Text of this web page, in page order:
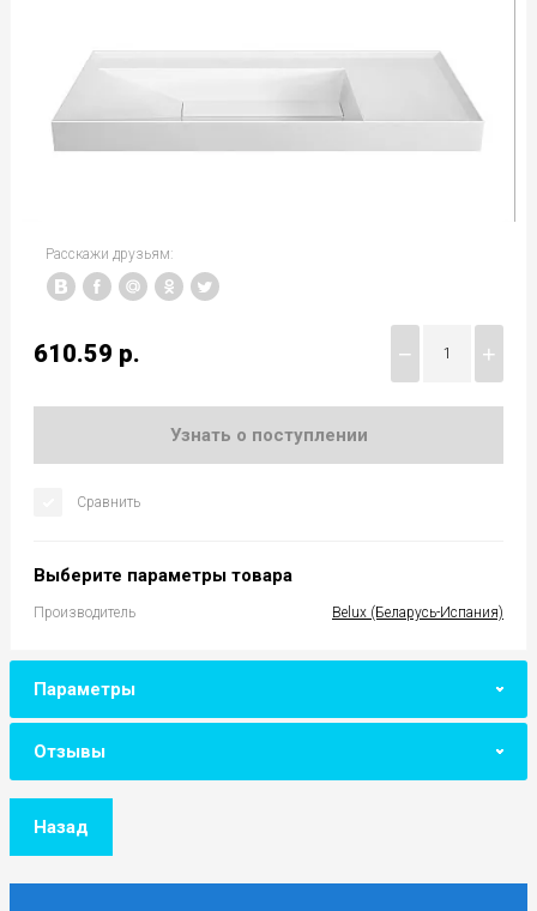
Расскажи друзьям:
610.59 р. − +
Узнать о поступлении
Сравнить
Выберите параметры товара
Производитель Belux (Беларусь-Испания)
Параметры
Отзывы
Назад